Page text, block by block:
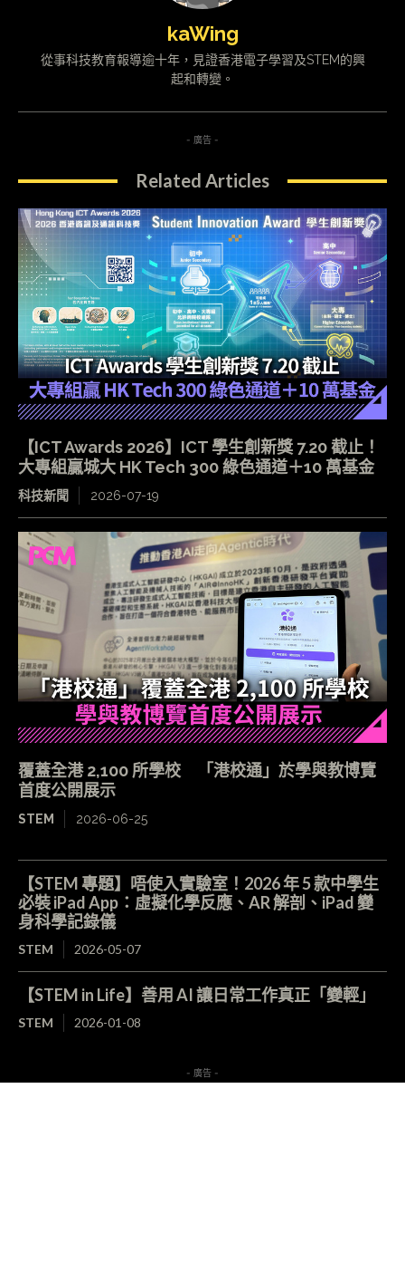
kaWing
從事科技教育報導逾十年，見證香港電子學習及STEM的興
起和轉變。
- 廣告 -
Related Articles
【ICT Awards 2026】ICT 學生創新獎 7.20 截止！
大專組贏城大 HK Tech 300 綠色通道＋10 萬基金
科技新聞 2026-07-19
覆蓋全港 2,100 所學校 「港校通」於學與教博覽
首度公開展示
STEM 2026-06-25
【STEM 專題】唔使入實驗室！2026 年 5 款中學生
必裝 iPad App：虛擬化學反應、AR 解剖、iPad 變
身科學記錄儀
STEM 2026-05-07
【STEM in Life】善用 AI 讓日常工作真正「變輕」
STEM 2026-01-08
- 廣告 -